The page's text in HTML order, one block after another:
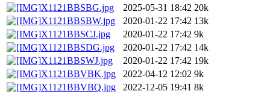
X1121BBSBG.jpg
2025-05-31 18:42 20k
X1121BBSBW.jpg
2020-01-22 17:42 13k
X1121BBSCJ.jpg
2020-01-22 17:42 9k
X1121BBSDG.jpg
2020-01-22 17:42 14k
X1121BBSWJ.jpg
2020-01-22 17:42 19k
X1121BBVBK.jpg
2022-04-12 12:02 9k
X1121BBVBQ.jpg
2022-12-05 19:41 8k